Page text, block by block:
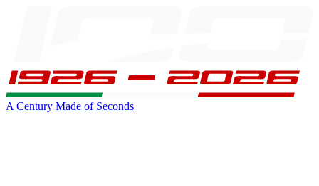
A Century Made of Seconds